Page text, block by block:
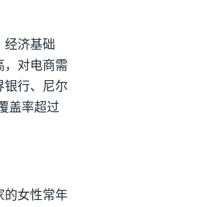
经济基础
，对电商需
银行、尼尔
盖率超过
的女性常年